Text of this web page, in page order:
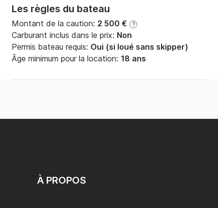
Les règles du bateau
Montant de la caution: 2 500 € ?
Carburant inclus dans le prix: Non
Permis bateau requis: Oui (si loué sans skipper)
Âge minimum pour la location: 18 ans
À PROPOS